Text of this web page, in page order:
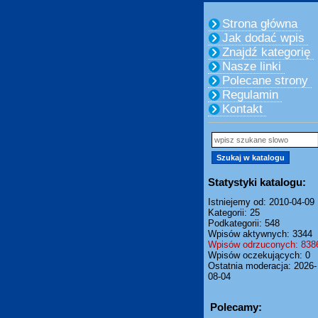
Strona główna
Jak dodać wpis
Znajdź kategorię
Nasze linki
Polecane strony
Regulamin
Kontakt
Statystyki katalogu:
Istniejemy od: 2010-04-09
Kategorii: 25
Podkategorii: 548
Wpisów aktywnych: 3344
Wpisów odrzuconych:
Wpisów oczekujących: 0
Ostatnia moderacja: 2026-
08-04
Polecamy: